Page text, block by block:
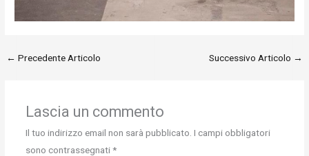
← Precedente Articolo Successivo Articolo →
Lascia un commento
Il tuo indirizzo email non sarà pubblicato. I campi obbligatori
sono contrassegnati*